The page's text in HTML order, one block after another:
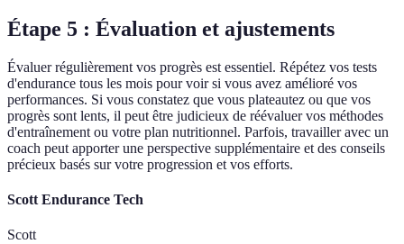
Étape 5 : Évaluation et ajustements
Évaluer régulièrement vos progrès est essentiel. Répétez vos tests
d'endurance tous les mois pour voir si vous avez amélioré vos
performances. Si vous constatez que vous plateautez ou que vos
progrès sont lents, il peut être judicieux de réévaluer vos méthodes
d'entraînement ou votre plan nutritionnel. Parfois, travailler avec un
coach peut apporter une perspective supplémentaire et des conseils
précieux basés sur votre progression et vos efforts.
Scott Endurance Tech
Scott